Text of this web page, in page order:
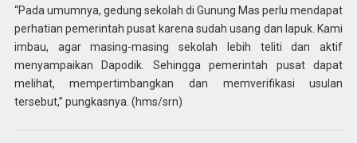
“Pada umumnya, gedung sekolah di Gunung Mas perlu mendapat
perhatian pemerintah pusat karena sudah usang dan lapuk. Kami
imbau, agar masing-masing sekolah lebih teliti dan aktif
menyampaikan Dapodik. Sehingga pemerintah pusat dapat
melihat, mempertimbangkan dan memverifikasi usulan
tersebut,” pungkasnya. (hms/srn)